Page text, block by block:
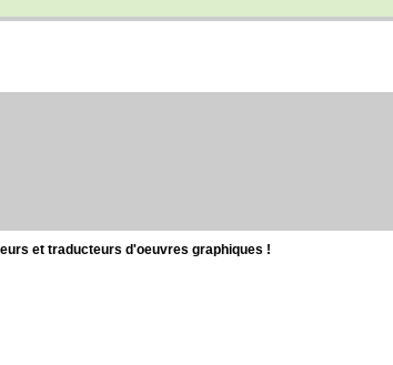
et traducteurs d'oeuvres graphiques !